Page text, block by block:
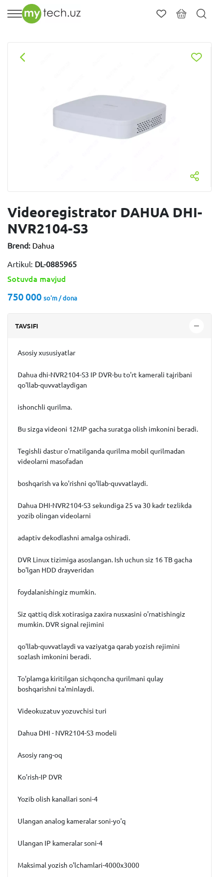
Videoregistrator DAHUA DHI-
NVR2104-S3
Brend: Dahua
Artikul: DL-0885965
Sotuvda mavjud
750 000 so'm / dona
TAVSIFI
Asosiy xususiyatlar
Dahua dhi-NVR2104-S3 IP DVR-bu to'rt kamerali tajribani
qo'llab-quvvatlaydigan
ishonchli qurilma.
Bu sizga videoni 12MP gacha suratga olish imkonini beradi.
Tegishli dastur o'rnatilganda qurilma mobil qurilmadan
videolarni masofadan
boshqarish va ko'rishni qo'llab-quvvatlaydi.
Dahua DHI-NVR2104-S3 sekundiga 25 va 30 kadr tezlikda
yozib olingan videolarni
adaptiv dekodlashni amalga oshiradi.
DVR Linux tizimiga asoslangan. Ish uchun siz 16 TB gacha
bo'lgan HDD drayveridan
foydalanishingiz mumkin.
Siz qattiq disk xotirasiga zaxira nusxasini o'rnatishingiz
mumkin. DVR signal rejimini
qo'llab-quvvatlaydi va vaziyatga qarab yozish rejimini
sozlash imkonini beradi.
To'plamga kiritilgan sichqoncha qurilmani qulay
boshqarishni ta'minlaydi.
Videokuzatuv yozuvchisi turi
Dahua DHI - NVR2104-S3 modeli
Asosiy rang-oq
Ko'rish-IP DVR
Yozib olish kanallari soni-4
Ulangan analog kameralar soni-yo'q
Ulangan IP kameralar soni-4
Maksimal yozish o'lchamlari-4000x3000